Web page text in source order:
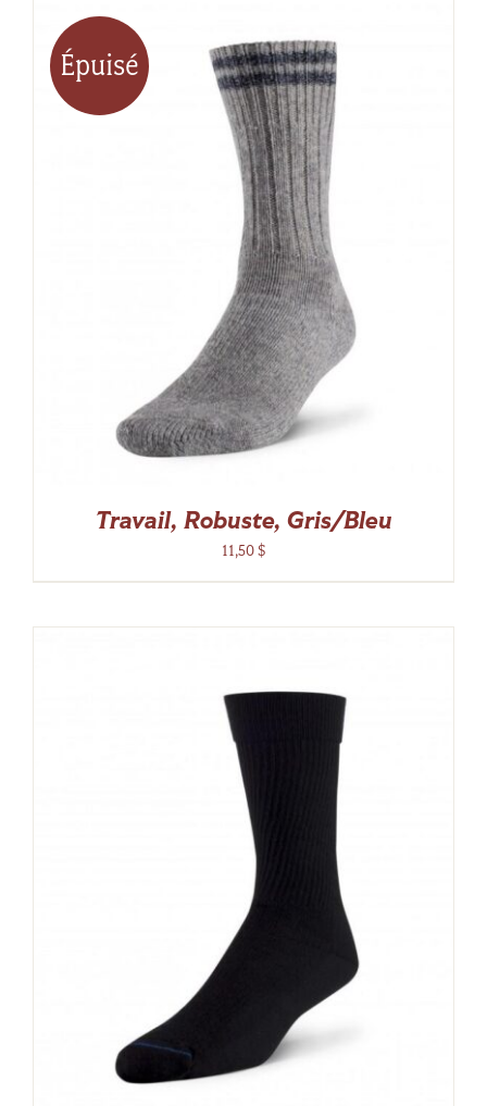
Épuisé
Travail, Robuste, Gris/Bleu
11,50$